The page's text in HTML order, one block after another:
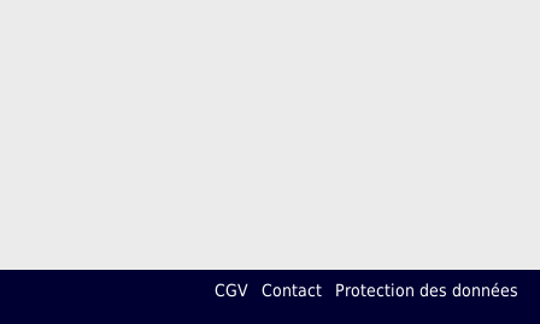
CGV Contact Protection des données